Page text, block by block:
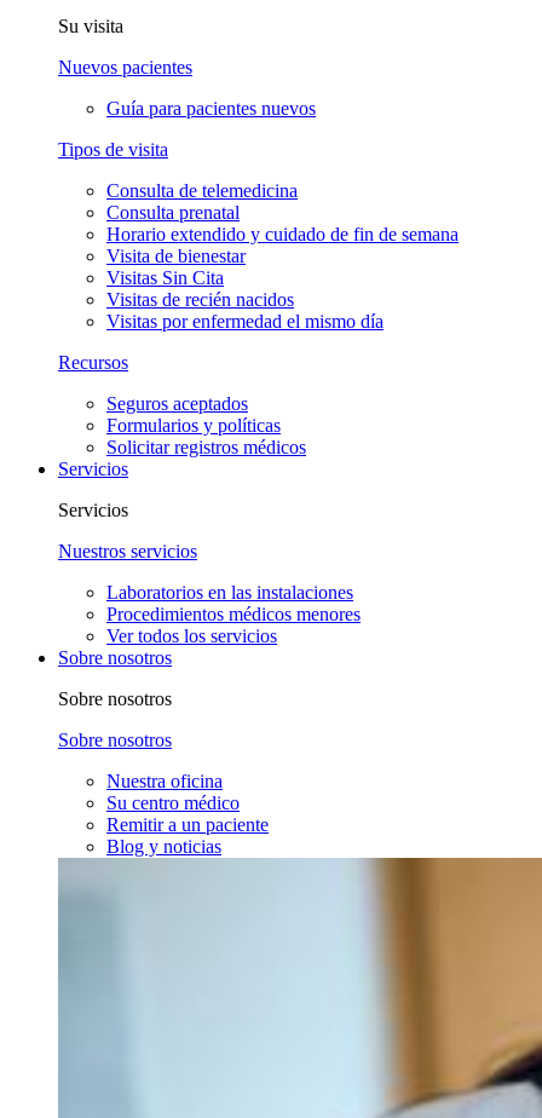
Su visita
Nuevos pacientes
Guía para pacientes nuevos
Tipos de visita
Consulta de telemedicina
Consulta prenatal
Horario extendido y cuidado de fin de semana
Visita de bienestar
Visitas Sin Cita
Visitas de recién nacidos
Visitas por enfermedad el mismo día
Recursos
Seguros aceptados
Formularios y políticas
Solicitar registros médicos
Servicios
Servicios
Nuestros servicios
Laboratorios en las instalaciones
Procedimientos médicos menores
Ver todos los servicios
Sobre nosotros
Sobre nosotros
Sobre nosotros
Nuestra oficina
Su centro médico
Remitir a un paciente
Blog y noticias